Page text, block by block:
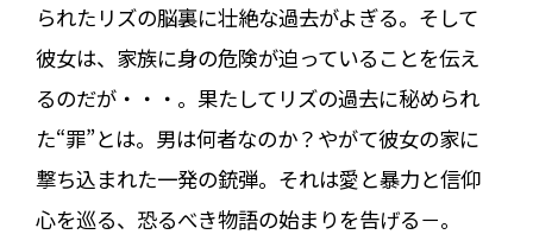
られたリズの脳裏に壮絶な過去がよぎる。そして
彼女は、家族に身の危険が迫っていることを伝え
るのだが・・・。果たしてリズの過去に秘められ
た“罪”とは。男は何者なのか？やがて彼女の家に
撃ち込まれた一発の銃弾。それは愛と暴力と信仰
心を巡る、恐るべき物語の始まりを告げる－。